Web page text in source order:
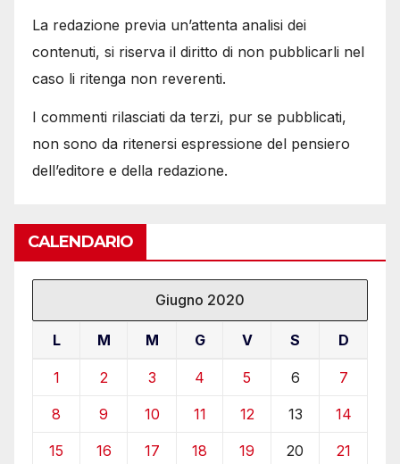
La redazione previa un’attenta analisi dei
contenuti, si riserva il diritto di non pubblicarli nel
caso li ritenga non reverenti.
I commenti rilasciati da terzi, pur se pubblicati,
non sono da ritenersi espressione del pensiero
dell’editore e della redazione.
CALENDARIO
Giugno 2020
L M M G V S D
1 2 3 4 5 6 7
8 9 10 11 12 13 14
15 16 17 18 19 20 21